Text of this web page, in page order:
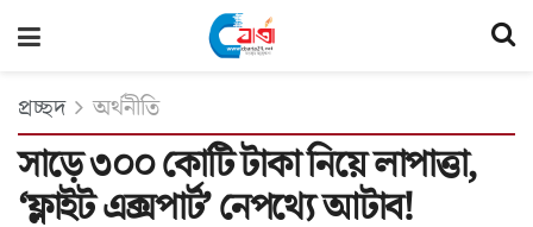
প্রচ্ছদ অর্থনীতি
সাড়ে ৩০০ কোটি টাকা নিয়ে লাপাত্তা,
‘ফ্লাইট এক্সপার্ট’ নেপথ্যে আটাব!